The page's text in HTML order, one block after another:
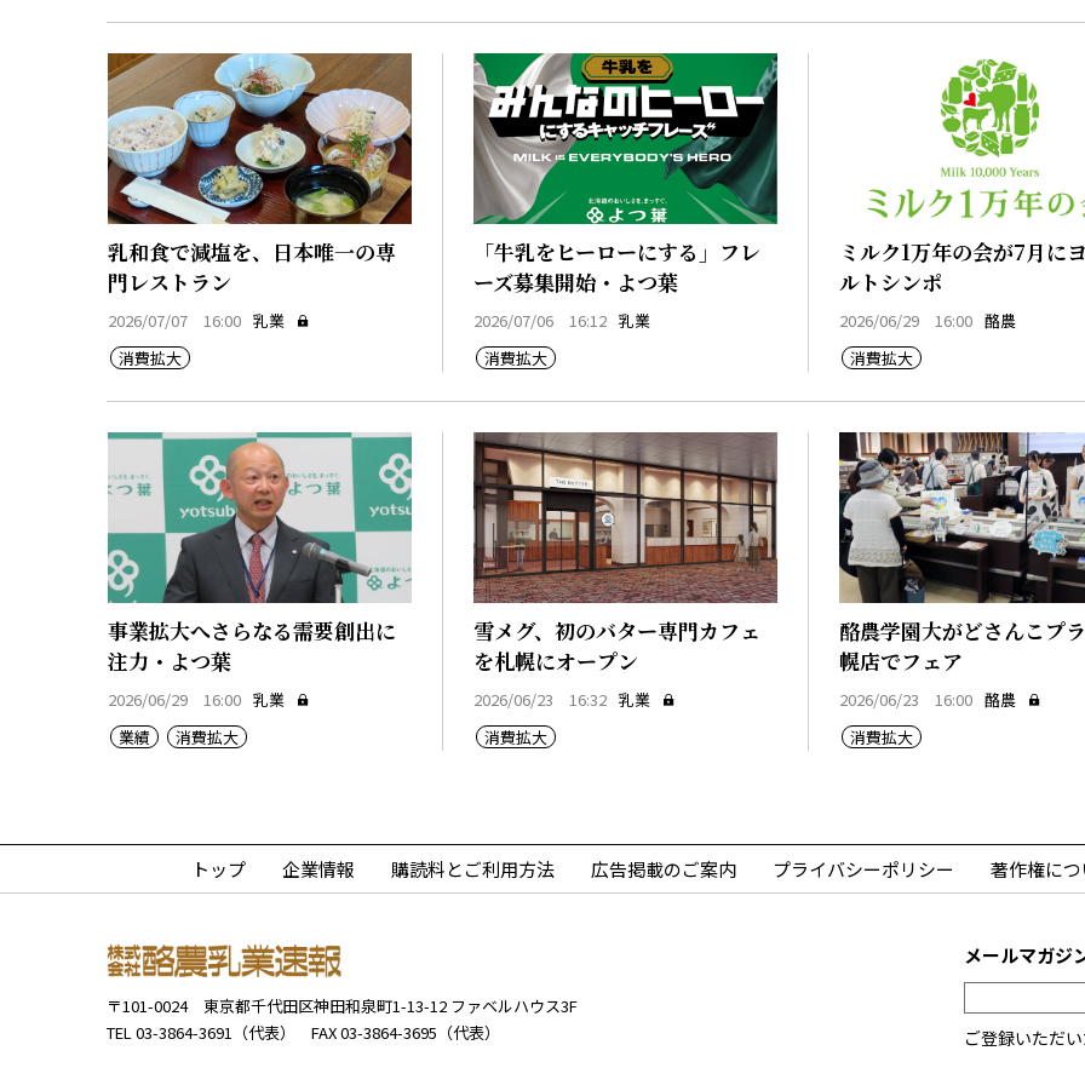
乳和食で減塩を、日本唯一の専
門レストラン
2026/07/07 16:00 乳業
消費拡大
「牛乳をヒーローにする」フレ
ーズ募集開始・よつ葉
2026/07/06 16:12 乳業
消費拡大
ミルク1万年の会が7月に
ルトシンポ
2026/06/29 16:00 酪農
消費拡大
事業拡大へさらなる需要創出に
注力・よつ葉
2026/06/29 16:00 乳業
業績
消費拡大
雪メグ、初のバター専門カフェ
を札幌にオープン
2026/06/23 16:32 乳業
消費拡大
酪農学園大がどさんこプ
幌店でフェア
2026/06/23 16:00 酪農
消費拡大
トップ 企業情報 購読料とご利用方法 広告掲載のご案内 プライバシーポリシー 著作権に
〒101-0024 東京都千代田区神田和泉町1-13-12 ファベルハウス3F
TEL 03-3864-3691（代表）
FAX 03-3864-3695（代表）
メールマガジ
ご登録いただ